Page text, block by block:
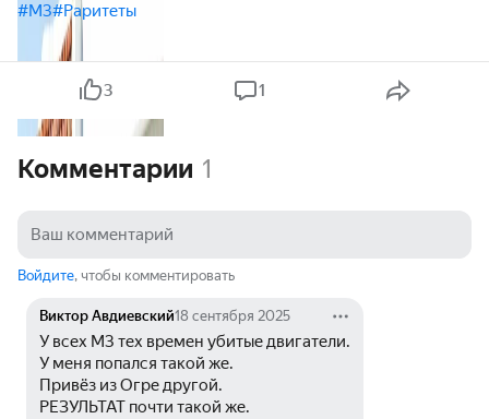
#M3#Раритеты
3 1
Комментарии 1
Войдите, чтобы комментировать
Виктор Авдиевский18 сентября 2025
У всех М3 тех времен убитые двигатели.
У меня попался такой же.
Привёз из Огре другой.
РЕЗУЛЬТАТ почти такой же.